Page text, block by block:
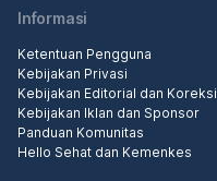
Informasi
Ketentuan Pengguna
Kebijakan Privasi
Kebijakan Editorial dan Koreksi
Kebijakan Iklan dan Sponsor
Panduan Komunitas
Hello Sehat dan Kemenkes